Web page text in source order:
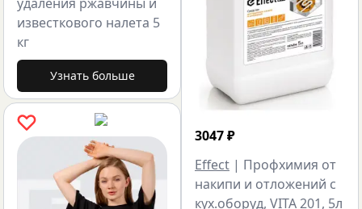
известкового налета 5
кг
Узнать больше
3047₽
Effect | Профхимия от
накипи и отложений с
кух.оборуд, VITA 201, 5л